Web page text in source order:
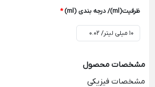
ظرفیت(ml)/ درجه بندی (ml) *
مشخصات محصول
مشخصات فیزیکی